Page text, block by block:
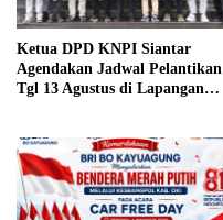
Ketua DPD KNPI Siantar
Agendakan Jadwal Pelantikan
Tgl 13 Agustus di Lapangan